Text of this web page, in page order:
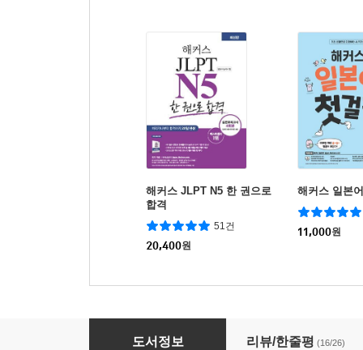
해커스 JLPT N5 한 권으로
합격
51건
20,400원
해커스 일본
11,000원
해커스 JLPT N4 한 권으로 합격
도서정보 리뷰/한줄평 (16/26)